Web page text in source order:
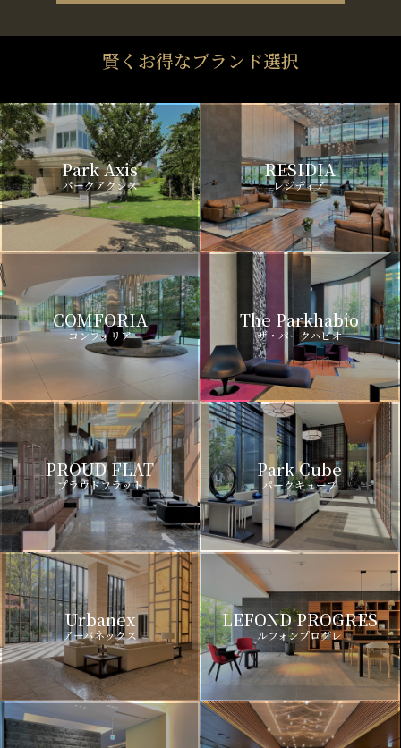
賢くお得なブランド選択
Park Axis
パークアクシス
RESIDIA
レジディア
COMFORIA
コンフォリア
The Parkhabio
ザ・パークハビオ
PROUD FLAT
プラウドフラット
Park Cube
パークキューブ
Urbanex
アーバネックス
LEFOND PROGRES
ルフォンプログレ